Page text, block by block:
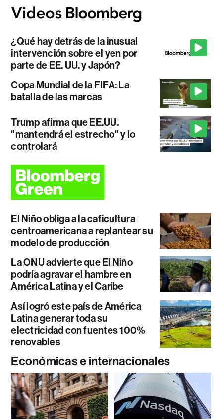
¿Qué hay detrás de la inusual
intervención sobre el yen por
parte de EE. UU. y Japón?
Copa Mundial de la FIFA: La
batalla de las marcas
Trump afirma que EE.UU.
"mantendrá el estrecho" y lo
controlará
El Niño obliga a la caficultura
centroamericana a replantear su
modelo de producción
La ONU advierte que El Niño
podría agravar el hambre en
América Latina y el Caribe
Así logró este país de América
Latina generar toda su
electricidad con fuentes 100%
renovables
Económicas e internacionales